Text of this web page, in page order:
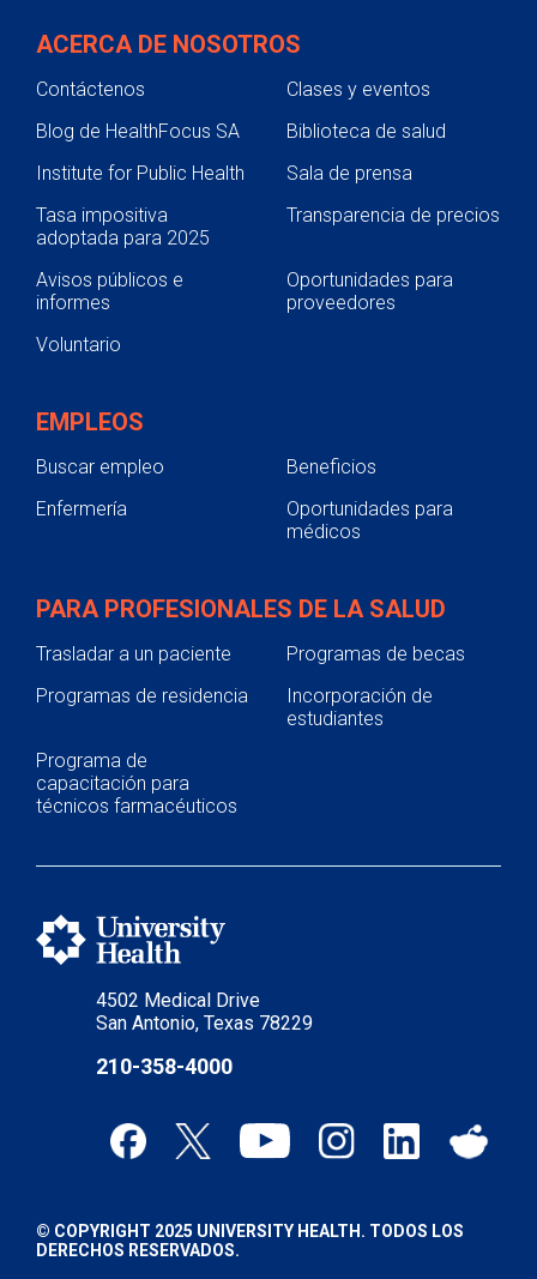
4502 Medical Drive
San Antonio, Texas 78229
210-358-4000
ACERCA DE NOSOTROS
Contáctenos
Clases y eventos
Blog de HealthFocus SA
Biblioteca de salud
Institute for Public Health
Sala de prensa
Tasa impositiva
adoptada para 2025
Transparencia de precios
Avisos públicos e
informes
Oportunidades para
proveedores
Voluntario
EMPLEOS
Buscar empleo
Beneficios
Enfermería
Oportunidades para
médicos
PARA PROFESIONALES DE LA SALUD
Trasladar a un paciente
Programas de becas
Programas de residencia
Incorporación de
estudiantes
Programa de
capacitación para
técnicos farmacéuticos
© COPYRIGHT 2025 UNIVERSITY HEALTH. TODOS LOS
DERECHOS RESERVADOS.